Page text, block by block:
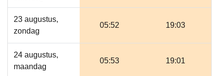
23 augustus,
zondag
05:52 19:03
24 augustus,
maandag
05:53 19:01